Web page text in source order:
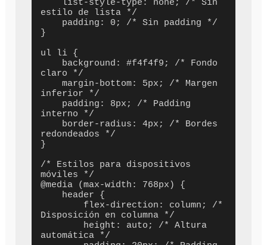
estilo de lista */
}
ul li {
claro */
    margin-bottom: 5px; /* Margen
inferior */
interno */
redondeados */
}
/* Estilos para dispositivos
móviles */
@media (max-width: 768px) {
Disposición en columna */
automática */